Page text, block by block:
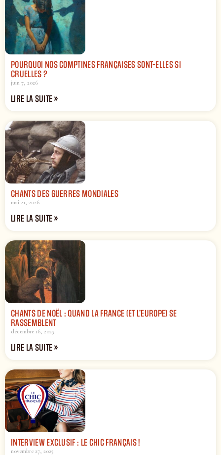
POURQUOI NOS COMPTINES FRANÇAISES SONT-ELLES SI
CRUELLES ?
juin 7, 2026
LIRE LA SUITE »
CHANTS DES GUERRES MONDIALES
mai 21, 2026
LIRE LA SUITE »
CHANTS DE NOËL : QUAND LA FRANCE (ET L’EUROPE) SE
RASSEMBLENT
décembre 16, 2025
LIRE LA SUITE »
INTERVIEW EXCLUSIF : LE CHIC FRANÇAIS !
novembre 27, 2025